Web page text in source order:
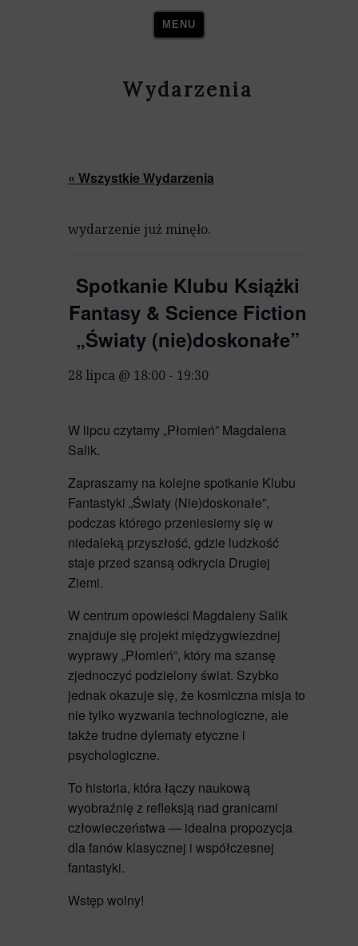
MENU
Wydarzenia
« Wszystkie Wydarzenia
wydarzenie już minęło.
Spotkanie Klubu Książki
Fantasy & Science Fiction
„Światy (nie)doskonałe”
28 lipca @ 18:00- 19:30
W lipcu czytamy „Płomień” Magdalena
Salik.
Zapraszamy na kolejne spotkanie Klubu
Fantastyki „Światy (Nie)doskonałe”,
podczas którego przeniesiemy się w
niedaleką przyszłość, gdzie ludzkość
staje przed szansą odkrycia Drugiej
Ziemi.
W centrum opowieści Magdaleny Salik
znajduje się projekt międzygwiezdnej
wyprawy „Płomień”, który ma szansę
zjednoczyć podzielony świat. Szybko
jednak okazuje się, że kosmiczna misja to
nie tylko wyzwania technologiczne, ale
także trudne dylematy etyczne i
psychologiczne.
To historia, która łączy naukową
wyobraźnię z refleksją nad granicami
człowieczeństwa — idealna propozycja
dla fanów klasycznej i współczesnej
fantastyki.
Wstęp wolny!